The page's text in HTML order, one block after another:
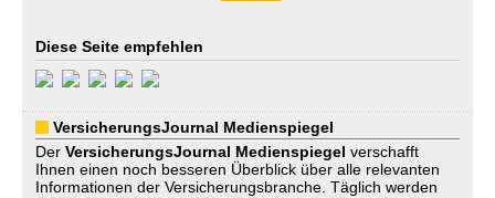
Diese Seite empfehlen
VersicherungsJournal Medienspiegel
Der VersicherungsJournal Medienspiegel verschafft
Ihnen einen noch besseren Überblick über alle relevanten
Informationen der Versicherungsbranche. Täglich werden